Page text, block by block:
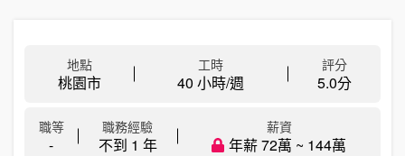
地點
桃園市
工時
40 小時/週
評分
5.0分
職等
-
職務經驗
不到 1 年
薪資
年薪 72萬 ~ 144萬